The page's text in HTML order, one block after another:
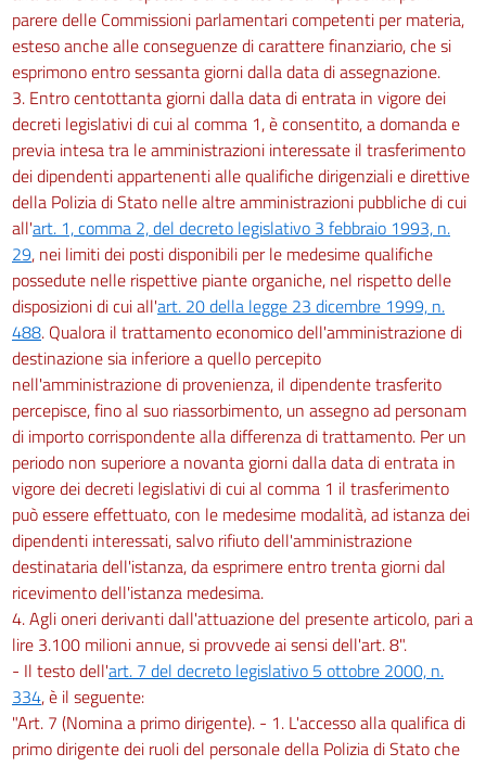
parere delle Commissioni parlamentari competenti per materia,
esteso anche alle conseguenze di carattere finanziario, che si
esprimono entro sessanta giorni dalla data di assegnazione.
3. Entro centottanta giorni dalla data di entrata in vigore dei
decreti legislativi di cui al comma 1, è consentito, a domanda e
previa intesa tra le amministrazioni interessate il trasferimento
dei dipendenti appartenenti alle qualifiche dirigenziali e direttive
della Polizia di Stato nelle altre amministrazioni pubbliche di cui
all'art. 1, comma 2, del decreto legislativo 3 febbraio 1993, n.
29, nei limiti dei posti disponibili per le medesime qualifiche
possedute nelle rispettive piante organiche, nel rispetto delle
disposizioni di cui all'art. 20 della legge 23 dicembre 1999, n.
488. Qualora il trattamento economico dell'amministrazione di
destinazione sia inferiore a quello percepito
nell'amministrazione di provenienza, il dipendente trasferito
percepisce, fino al suo riassorbimento, un assegno ad personam
di importo corrispondente alla differenza di trattamento. Per un
periodo non superiore a novanta giorni dalla data di entrata in
vigore dei decreti legislativi di cui al comma 1 il trasferimento
può essere effettuato, con le medesime modalità, ad istanza dei
dipendenti interessati, salvo rifiuto dell'amministrazione
destinataria dell'istanza, da esprimere entro trenta giorni dal
ricevimento dell'istanza medesima.
4. Agli oneri derivanti dall'attuazione del presente articolo, pari a
lire 3.100 milioni annue, si provvede ai sensi dell'art. 8".
- Il testo dell'art. 7 del decreto legislativo 5 ottobre 2000, n.
334, è il seguente:
"Art. 7 (Nomina a primo dirigente). - 1. L'accesso alla qualifica di
primo dirigente dei ruoli del personale della Polizia di Stato che